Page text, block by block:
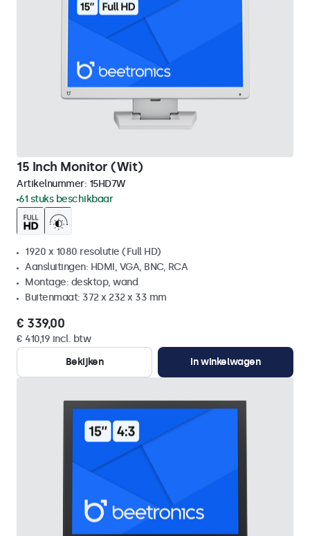
15 Inch Monitor (Wit)
Artikelnummer: 15HD7W
61 stuks beschikbaar
1920 x 1080 resolutie (Full HD)
Aansluitingen: HDMI, VGA, BNC, RCA
Montage: desktop, wand
Buitenmaat: 372 x 232 x 33 mm
€ 339,00
€ 410,19 incl. btw
Bekijken
In winkelwagen